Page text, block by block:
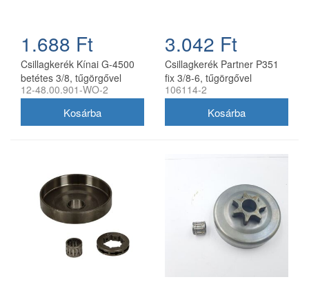
1.688 Ft
Csillagkerék Kínai G-4500
betétes 3/8, tűgörgővel
utángyártott
12-48.00.901-WO-2
3.042 Ft
Csillagkerék Partner P351
fix 3/8-6, tűgörgővel
utángyártott
106114-2